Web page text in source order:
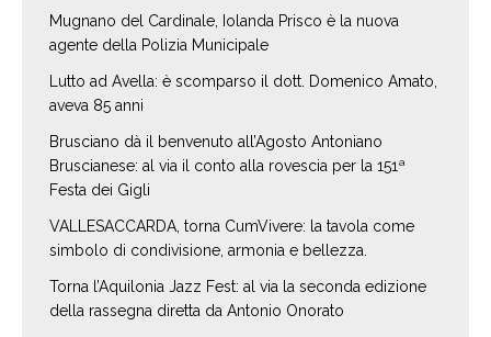
Mugnano del Cardinale, Iolanda Prisco è la nuova
agente della Polizia Municipale
Lutto ad Avella: è scomparso il dott. Domenico Amato,
aveva 85 anni
Brusciano dà il benvenuto all’Agosto Antoniano
Bruscianese: al via il conto alla rovescia per la 151ª
Festa dei Gigli
VALLESACCARDA, torna CumVivere: la tavola come
simbolo di condivisione, armonia e bellezza.
Torna l’Aquilonia Jazz Fest: al via la seconda edizione
della rassegna diretta da Antonio Onorato